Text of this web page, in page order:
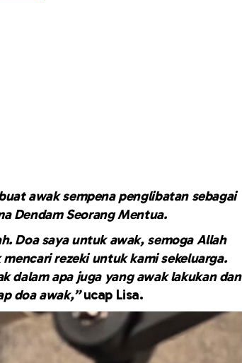
awak sempena penglibatan sebagai
Dendam Seorang Mentua.
Doa saya untuk awak, semoga Allah
rezeki untuk kami sekeluarga.
dalam apa juga yang awak lakukan dan
doa awak,”ucap Lisa.